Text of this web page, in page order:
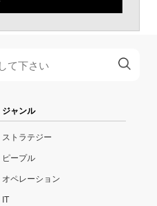
ジャンル
ストラテジー
ピープル
オペレーション
IT